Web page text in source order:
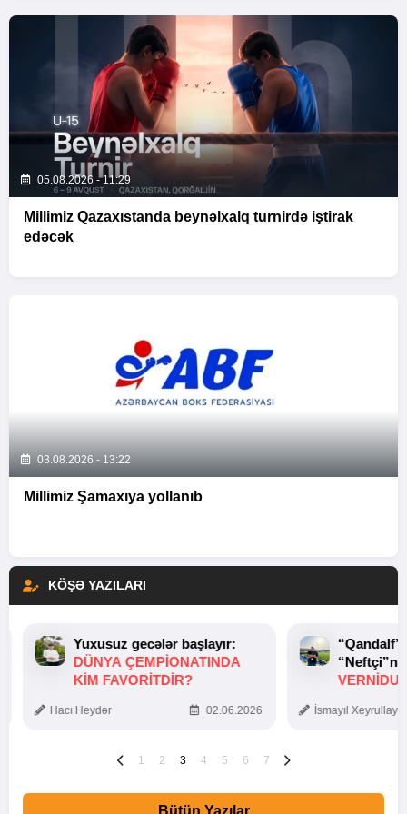
05.08.2026 - 11:29
Millimiz Qazaxıstanda beynəlxalq turnirdə iştirak
edəcək
03.08.2026 - 13:22
Millimiz Şamaxıya yollanıb
KÖŞƏ YAZILARI
Yuxusuz gecələr başlayır:
DÜNYA ÇEMPIONATINDA
KIM FAVORITDIR?
Hacı Heydər 02.06.2026 İsmayıl
1 2 3 4 5 6 7